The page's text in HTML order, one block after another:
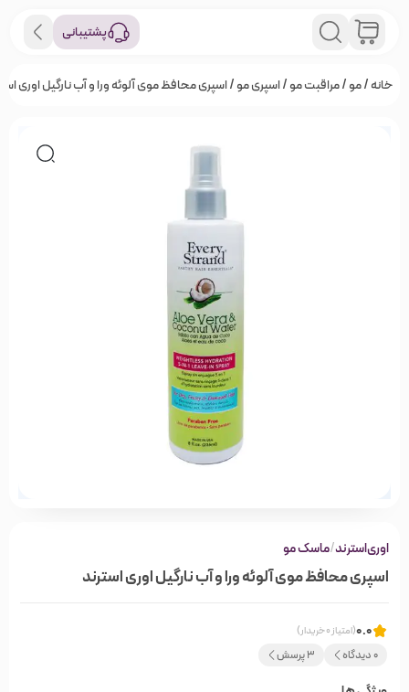
پشتیبانی
خانه/مو/مراقبت مو/اسپری مو/ اسپری محافظ موی آلوئه ورا و آب نارگیل اوری
اوری‌استرند/ماسک مو
اسپری محافظ موی آلوئه ورا و آب نارگیل اوری استرند
0.0(امتیاز 0 خریدار)
0 دیدگاه 3 پرسش